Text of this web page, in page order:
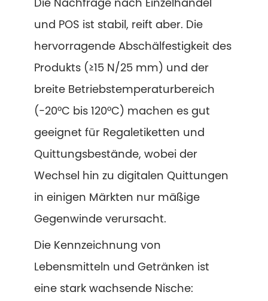
und POS ist stabil, reift aber. Die
hervorragende Abschälfestigkeit des
Produkts (≥15 N/25 mm) und der
breite Betriebstemperaturbereich
(−20°C bis 120°C) machen es gut
geeignet für Regaletiketten und
Quittungsbestände, wobei der
Wechsel hin zu digitalen Quittungen
in einigen Märkten nur mäßige
Gegenwinde verursacht.
Die Kennzeichnung von
Lebensmitteln und Getränken ist
eine stark wachsende Nische: